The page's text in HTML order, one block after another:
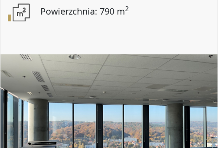
Powierzchnia: 790 m2